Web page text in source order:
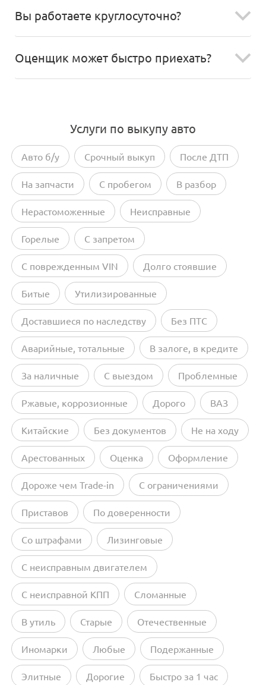
Вы работаете круглосуточно?
Оценщик может быстро приехать?
Услуги по выкупу авто
Авто б/у Срочный выкуп После ДТП
На запчасти С пробегом В разбор
Нерастоможенные Неисправные
Горелые С запретом
С поврежденным VIN Долго стоявшие
Битые Утилизированные
Доставшиеся по наследству Без ПТС
Аварийные, тотальные В залоге, в кредите
За наличные С выездом Проблемные
Ржавые, коррозионные Дорого ВАЗ
Китайские Без документов Не на ходу
Арестованных Оценка Оформление
Дороже чем Trade-in С ограничениями
Приставов По доверенности
Со штрафами Лизинговые
С неисправным двигателем
С неисправной КПП Сломанные
В утиль Старые Отечественные
Иномарки Любые Подержанные
Элитные Дорогие Быстро за 1 час